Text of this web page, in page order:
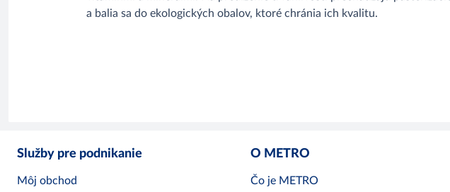
a balia sa do ekologických obalov, ktoré chránia ich kvalitu.
Služby pre podnikanie
Môj obchod
O METRO
Čo je METRO